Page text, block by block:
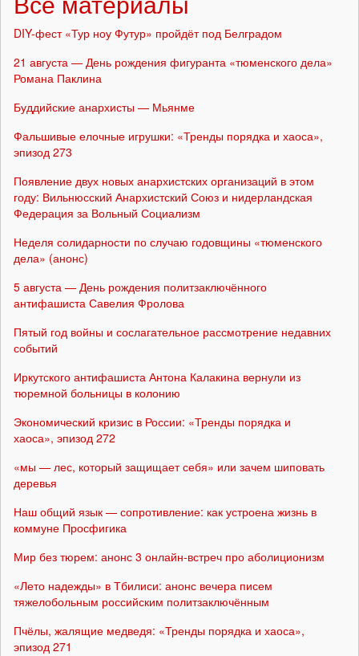
DIY-фест «Тур ноу Футур» пройдёт под Белградом
21 августа — День рождения фигуранта «тюменского дела»
Романа Паклина
Буддийские анархисты — Мьянме
Фальшивые елочные игрушки: «Тренды порядка и хаоса»,
эпизод 273
Появление двух новых анархистских организаций в этом
году: Вильнюсский Анархистский Союз и нидерландская
Федерация за Вольный Социализм
Неделя солидарности по случаю годовщины «тюменского
дела» (анонс)
5 августа — День рождения политзаключённого
антифашиста Савелия Фролова
Пятый год войны и сослагательное рассмотрение недавних
событий
Иркутского антифашиста Антона Калакина вернули из
тюремной больницы в колонию
Экономический кризис в России: «Тренды порядка и
хаоса», эпизод 272
«мы — лес, который защищает себя» или зачем шиповать
деревья
Наш общий язык — сопротивление: как устроена жизнь в
коммуне Просфигика
Мир без тюрем: анонс 3 онлайн-встреч про аболиционизм
«Лето надежды» в Тбилиси: анонс вечера писем
тяжелобольным российским политзаключённым
Пчёлы, жалящие медведя: «Тренды порядка и хаоса»,
эпизод 271